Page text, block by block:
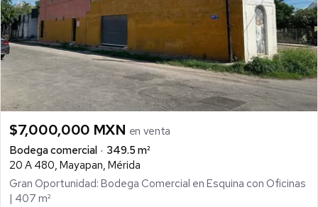
$7,000,000 MXN en venta
Bodega comercial
349.5 m²
20 A 480, Mayapan, Mérida
Gran Oportunidad: Bodega Comercial en Esquina con Oficinas
| 407 m²